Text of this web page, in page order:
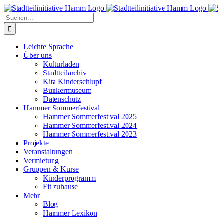
Zum
Inhalt
springen
Suche
nach:
Leichte Sprache
Über uns
Kulturladen
Stadtteilarchiv
Kita Kinderschlupf
Bunkermuseum
Datenschutz
Hammer Sommerfestival
Hammer Sommerfestival 2025
Hammer Sommerfestival 2024
Hammer Sommerfestival 2023
Projekte
Veranstaltungen
Vermietung
Gruppen & Kurse
Kinderprogramm
Fit zuhause
Mehr
Blog
Hammer Lexikon